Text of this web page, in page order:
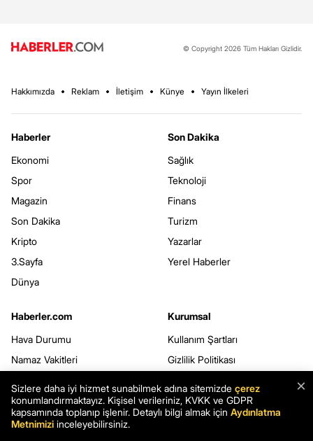
© Copyright 2026 Tüm Hakları Gizlidir.
Hakkımızda Reklam İletişim Künye Yayın İlkeleri
Haberler
Ekonomi
Spor
Magazin
Son Dakika
Kripto
3.Sayfa
Dünya
Son Dakika
Sağlık
Teknoloji
Finans
Turizm
Yazarlar
Yerel Haberler
Haberler.com
Hava Durumu
Namaz Vakitleri
Şans Oyunları
Rüya Tabirleri
Kurumsal
Kullanım Şartları
Gizlilik Politikası
Kişisel Verilerin Korunması
Veri Sahibi Başvuru Formu
×
Sizlere daha iyi hizmet sunabilmek adına sitemizde çerez
konumlandırmaktayız. Kişisel verileriniz, KVKK ve GDPR
kapsamında toplanıp işlenir. Detaylı bilgi almak için Aydınlatma
Metnimizi inceleyebilirsiniz.